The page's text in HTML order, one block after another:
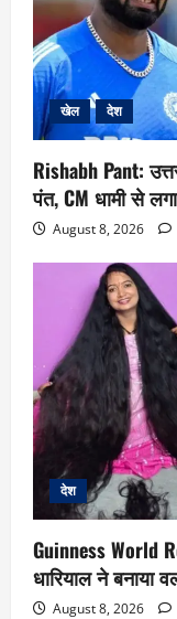
खेल देश
Rishabh Pant:
पंत, CM धामी से
August 8, 2026
देश
Guinness World
धारियाल ने बनाया
August 8, 2026